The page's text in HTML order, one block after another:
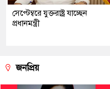
সেপ্টেম্বরে যুক্তরাষ্ট্র যাচ্ছেন
প্রধানমন্ত্রী
জনপ্রিয়